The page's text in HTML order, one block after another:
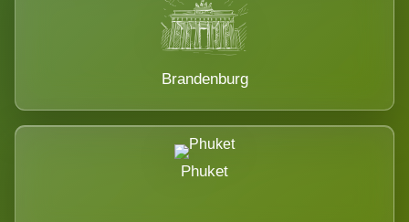
Brandenburg
Phuket